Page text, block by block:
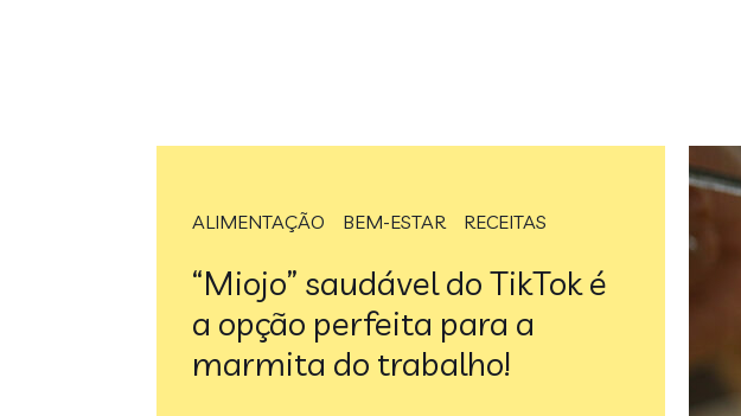
ALIMENTAÇÃO BEM-ESTAR RECEITAS
“Miojo” saudável do TikTok é
a opção perfeita para a
marmita do trabalho!